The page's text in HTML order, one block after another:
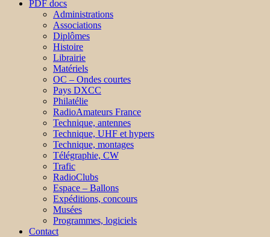
PDF docs
Administrations
Associations
Diplômes
Histoire
Librairie
Matériels
OC – Ondes courtes
Pays DXCC
Philatélie
RadioAmateurs France
Technique, antennes
Technique, UHF et hypers
Technique, montages
Télégraphie, CW
Trafic
RadioClubs
Espace – Ballons
Expéditions, concours
Musées
Programmes, logiciels
Contact